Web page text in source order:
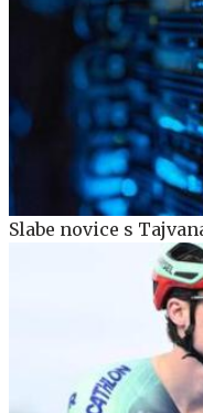
Slabe novice s